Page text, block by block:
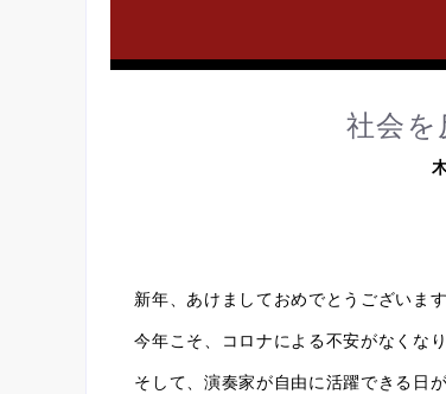
社会を
新年、あけましておめでとうございます
今年こそ、コロナによる不安がなくな
そして、演奏家が自由に活躍できる日